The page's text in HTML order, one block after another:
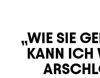
WIE SIE
KANN ICH